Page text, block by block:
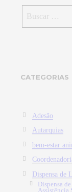
CATEGORIAS
Adesão
Autarquias
bem-estar
Dispensa de
Dispensa
Assistência